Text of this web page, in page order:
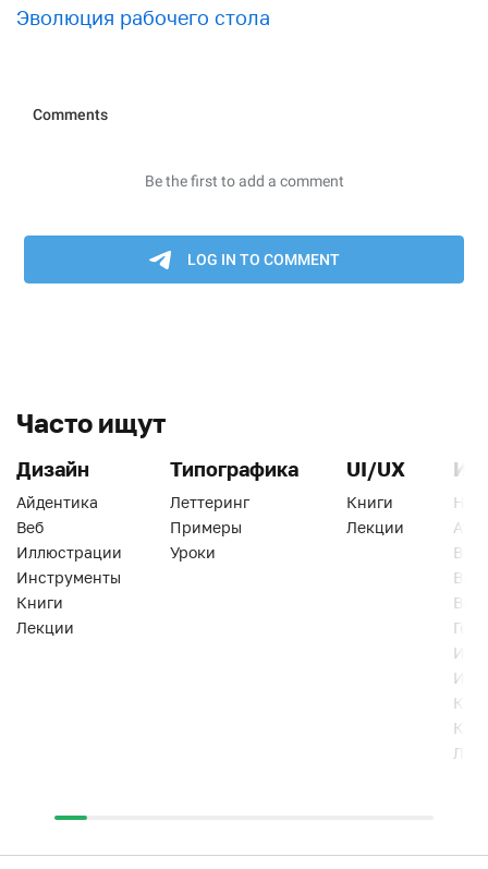
Эволюция рабочего стола
Часто ищут
Дизайн
Айдентика
Веб
Иллюстрации
Инструменты
Книги
Лекции
Типографика
Леттеринг
Примеры
Уроки
UI/UX
Книги
Лекции
Веб